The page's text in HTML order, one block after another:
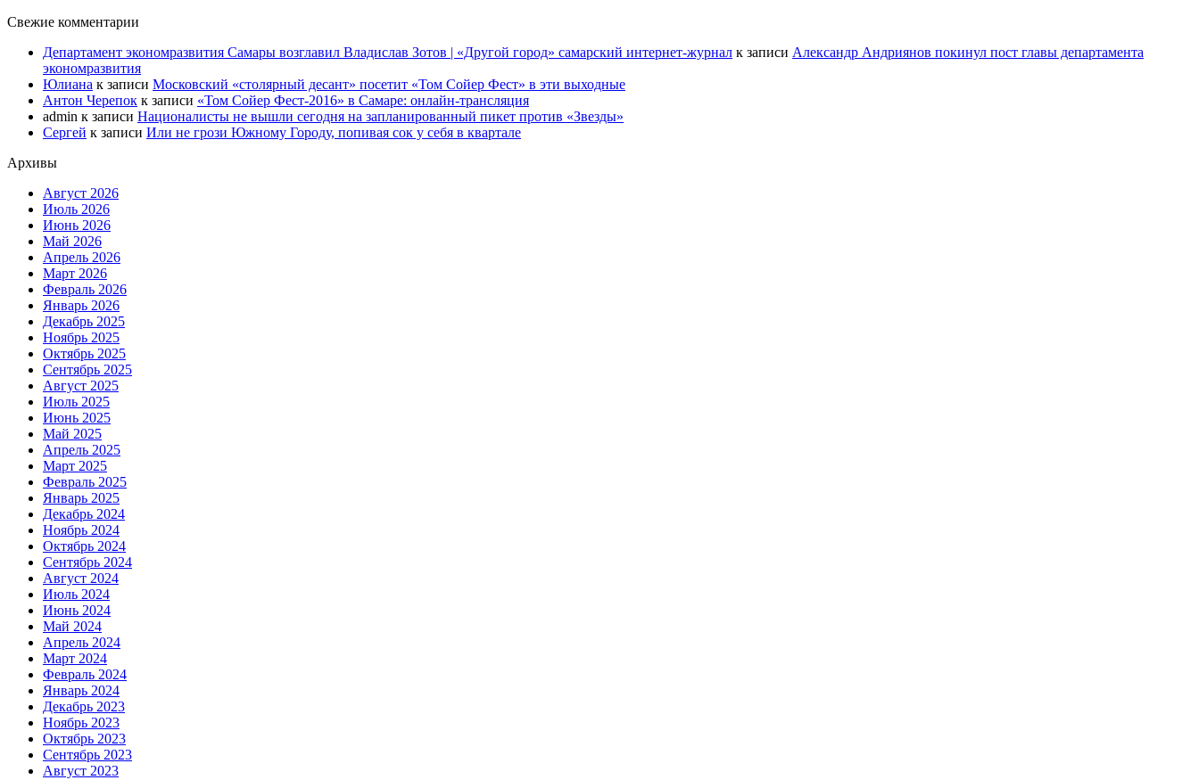
Свежие комментарии
Департамент экономразвития Самары возглавил Владислав Зотов | «Другой город» самарский интернет-журнал к записи Александр Андриянов покинул пост главы департамента
экономразвития
Юлиана к записи Московский «столярный десант» посетит «Том Сойер Фест» в эти выходные
Антон Черепок к записи «Том Сойер Фест-2016» в Самаре: онлайн-трансляция
admin к записи Националисты не вышли сегодня на запланированный пикет против «Звезды»
Сергей к записи Или не грози Южному Городу, попивая сок у себя в квартале
Архивы
Август 2026
Июль 2026
Июнь 2026
Май 2026
Апрель 2026
Март 2026
Февраль 2026
Январь 2026
Декабрь 2025
Ноябрь 2025
Октябрь 2025
Сентябрь 2025
Август 2025
Июль 2025
Июнь 2025
Май 2025
Апрель 2025
Март 2025
Февраль 2025
Январь 2025
Декабрь 2024
Ноябрь 2024
Октябрь 2024
Сентябрь 2024
Август 2024
Июль 2024
Июнь 2024
Май 2024
Апрель 2024
Март 2024
Февраль 2024
Январь 2024
Декабрь 2023
Ноябрь 2023
Октябрь 2023
Сентябрь 2023
Август 2023